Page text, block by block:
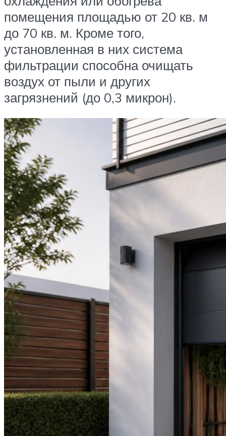
помещения площадью от 20 кв. м
до 70 кв. м. Кроме того,
установленная в них система
фильтрации способна очищать
воздух от пыли и других
загрязнений (до 0,3 микрон).